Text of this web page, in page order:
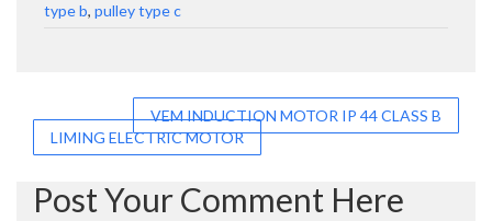
type b, pulley type c
Post
navigation
VEM INDUCTION MOTOR IP 44 CLASS B
LIMING ELECTRIC MOTOR
Post Your Comment Here